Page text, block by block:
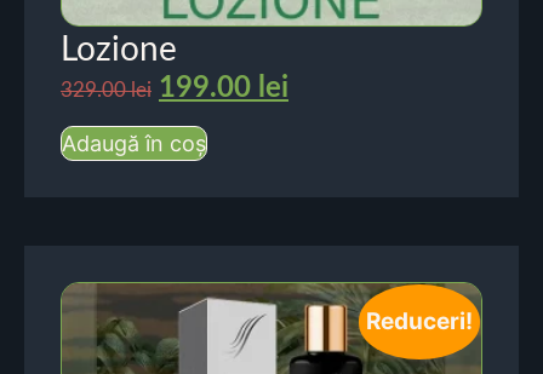
Lozione
329.00lei 199.00 lei
Adaugă în coș
Reduceri!